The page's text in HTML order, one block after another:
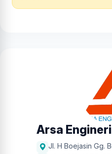
Arsa
Jl. H Boejasin Gg.